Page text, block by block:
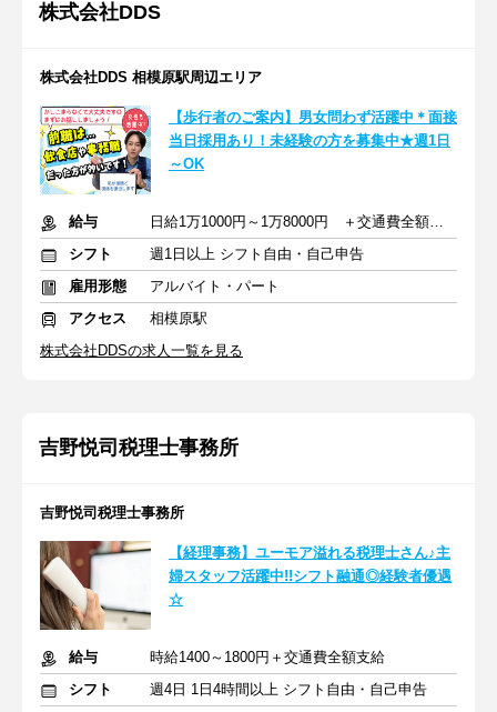
株式会社DDS
株式会社DDS 相模原駅周辺エリア
【歩行者のご案内】男女問わず活躍中＊面接
当日採用あり！未経験の方を募集中★週1日
～OK
給与
日給1万1000円～1万8000円 ＋交通費全額支給
シフト
週1日以上 シフト自由・自己申告
雇用形態
アルバイト・パート
アクセス
相模原駅
株式会社DDSの求人一覧を見る
吉野悦司税理士事務所
吉野悦司税理士事務所
【経理事務】ユーモア溢れる税理士さん♪主
婦スタッフ活躍中!!シフト融通◎経験者優遇
☆
給与
時給1400～1800円＋交通費全額支給
シフト
週4日 1日4時間以上 シフト自由・自己申告